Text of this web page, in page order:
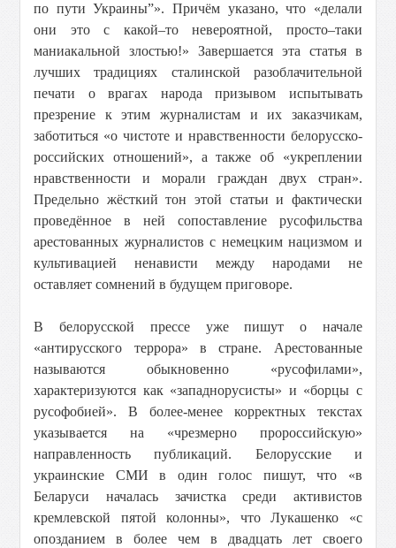
по пути Украины”». Причём указано, что «делали
они это с какой–то невероятной, просто–таки
маниакальной злостью!» Завершается эта статья в
лучших традициях сталинской разоблачительной
печати о врагах народа призывом испытывать
презрение к этим журналистам и их заказчикам,
заботиться «о чистоте и нравственности белорусско-
российских отношений», а также об «укреплении
нравственности и морали граждан двух стран».
Предельно жёсткий тон этой статьи и фактически
проведённое в ней сопоставление русофильства
арестованных журналистов с немецким нацизмом и
культивацией ненависти между народами не
оставляет сомнений в будущем приговоре.
В белорусской прессе уже пишут о начале
«антирусского террора» в стране. Арестованные
называются обыкновенно «русофилами»,
характеризуются как «западнорусисты» и «борцы с
русофобией». В более-менее корректных текстах
указывается на «чрезмерно пророссийскую»
направленность публикаций. Белорусские и
украинские СМИ в один голос пишут, что «в
Беларуси началась зачистка среди активистов
кремлевской пятой колонны», что Лукашенко «с
опозданием в более чем в двадцать лет своего